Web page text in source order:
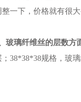
整一下，价格就有很大
玻璃纤维丝的层数方
；38*38*38规格，玻